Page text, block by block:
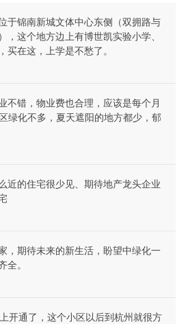
于锦南新城文体中心东侧（双拥路与
，这个地方边上有博世凯实验小学、
买在这，上学是不愁了。
不错，物业费也合理，应该是每个月
绿化不多，夏天遮阳的地方都少，郁
近的住宅很少见、期待地产龙头企业
，期待未来的新生活，盼望中绿化一
全。
开通了，这个小区以后到杭州就很方